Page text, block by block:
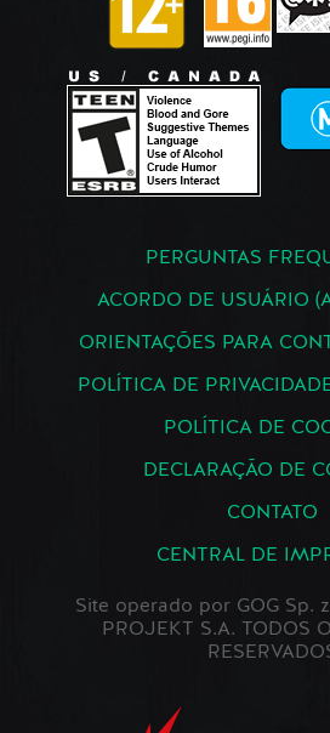
PERGUNTAS
ACORDO DE USUÁRIO
ORIENTAÇÕES PARA
POLÍTICA DE
POLÍTICA DE
DECLARAÇÃO DE
CONTATO
CENTRAL DE
Site operado por GOG Sp.
PROJEKT S.A. TODOS